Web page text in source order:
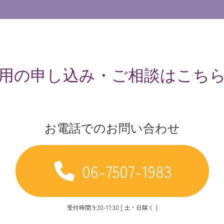
の申し込み・ご相談はこち
お電話でのお問い合わせ
06-7507-1983
受付時間 9:30-17:30 [ 土・日除く ]